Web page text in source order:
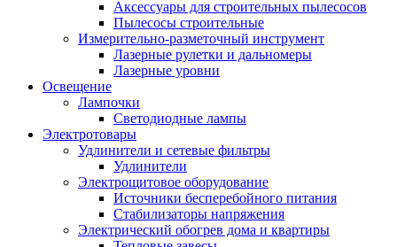
Аксессуары для строительных пылесосов
Пылесосы строительные
Измерительно-разметочный инструмент
Лазерные рулетки и дальномеры
Лазерные уровни
Освещение
Лампочки
Светодиодные лампы
Электротовары
Удлинители и сетевые фильтры
Удлинители
Электрощитовое оборудование
Источники бесперебойного питания
Стабилизаторы напряжения
Электрический обогрев дома и квартиры